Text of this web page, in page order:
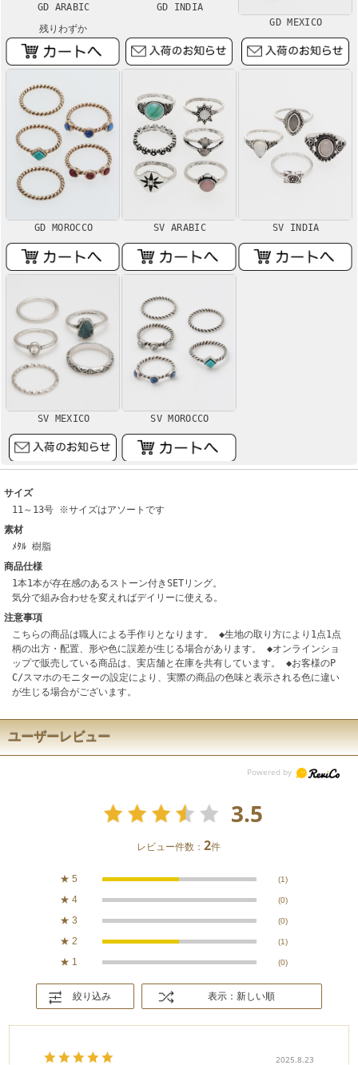
GD ARABIC
残りわずか
GD INDIA
GD MEXICO
GD MOROCCO SV ARABIC SV INDIA
SV MEXICO SV MOROCCO
サイズ
11～13号 ※サイズはアソートです
素材
ﾒﾀﾙ 樹脂
商品仕様
1本1本が存在感のあるストーン付きSETリング。
気分で組み合わせを変えればデイリーに使える。
注意事項
こちらの商品は職人による手作りとなります。 ◆生地の取り方により1点1点
柄の出方・配置、形や色に誤差が生じる場合があります。 ◆オンラインショ
ップで販売している商品は、実店舗と在庫を共有しています。 ◆お客様のP
C/スマホのモニターの設定により、実際の商品の色味と表示される色に違い
が生じる場合がございます。
ユーザーレビュー
3.5
レビュー件数：2件
★ 5 (1)
★ 4 (0)
★ 3 (0)
★ 2 (1)
★ 1 (0)
絞り込み 表示：新しい順
2025.8.23